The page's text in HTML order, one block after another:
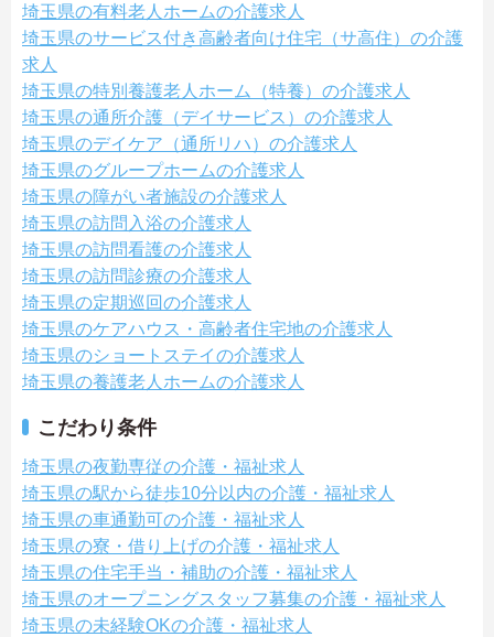
埼玉県の有料老人ホームの介護求人
埼玉県のサービス付き高齢者向け住宅（サ高住）の介護
求人
埼玉県の特別養護老人ホーム（特養）の介護求人
埼玉県の通所介護（デイサービス）の介護求人
埼玉県のデイケア（通所リハ）の介護求人
埼玉県のグループホームの介護求人
埼玉県の障がい者施設の介護求人
埼玉県の訪問入浴の介護求人
埼玉県の訪問看護の介護求人
埼玉県の訪問診療の介護求人
埼玉県の定期巡回の介護求人
埼玉県のケアハウス・高齢者住宅地の介護求人
埼玉県のショートステイの介護求人
埼玉県の養護老人ホームの介護求人
こだわり条件
埼玉県の夜勤専従の介護・福祉求人
埼玉県の駅から徒歩10分以内の介護・福祉求人
埼玉県の車通勤可の介護・福祉求人
埼玉県の寮・借り上げの介護・福祉求人
埼玉県の住宅手当・補助の介護・福祉求人
埼玉県のオープニングスタッフ募集の介護・福祉求人
埼玉県の未経験OKの介護・福祉求人